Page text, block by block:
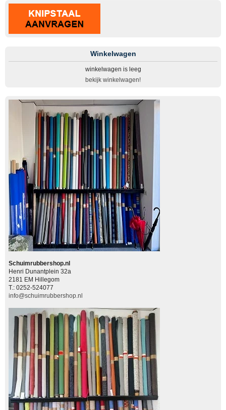
Winkelwagen
winkelwagen is leeg
bekijk winkelwagen!
Schuimrubbershop.nl
Henri Dunantplein 32a
2181 EM Hillegom
T.: 0252-524077
info@schuimrubbershop.nl